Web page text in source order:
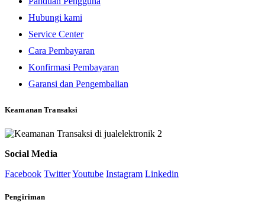
Hubungi kami
Service Center
Cara Pembayaran
Konfirmasi Pembayaran
Garansi dan Pengembalian
Keamanan Transaksi
Social Media
Facebook TwitterYoutube Instagram Linkedin
Pengiriman